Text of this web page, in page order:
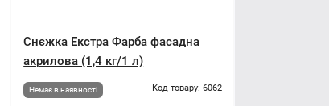
Снєжка Екстра Фарба фасадна
акрилова (1,4 кг/1 л)
Немає в наявності Код товару: 6062